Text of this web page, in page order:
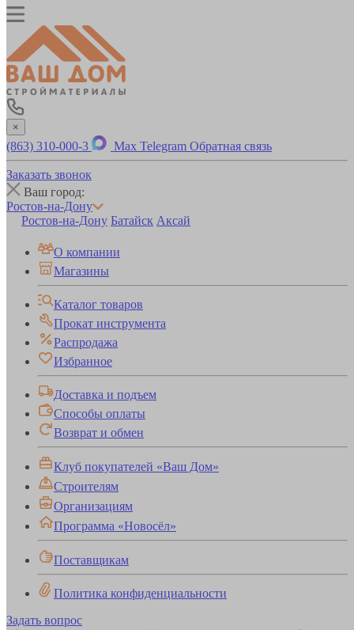
×
(863) 310-000-3 Max Telegram Обратная связь
Заказать звонок
Ваш город:
Ростов-на-Дону
Ростов-на-Дону Батайск Аксай
О компании
Магазины
Каталог товаров
Прокат инструмента
Распродажа
Избранное
Доставка и подъем
Способы оплаты
Возврат и обмен
Клуб покупателей «Ваш Дом»
Строителям
Организациям
Программа «Новосёл»
Поставщикам
Политика конфиденциальности
Задать вопрос